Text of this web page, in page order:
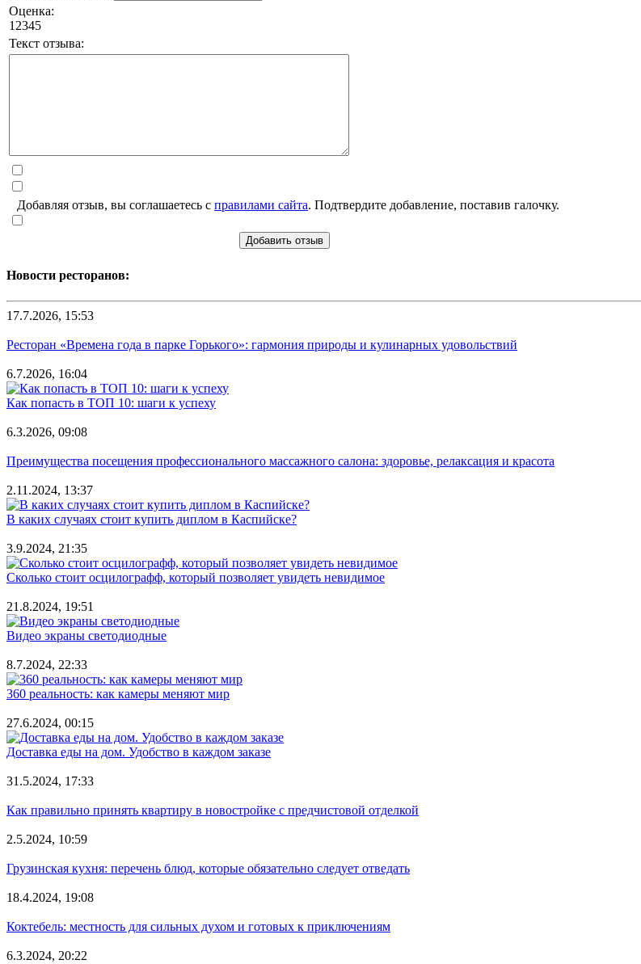
Оценка:
1 2345
Текст отзыва:
Добавляя отзыв, вы соглашаетесь с правилами сайта. Подтвердите добавление, поставив галочку.
Добавить отзыв
Новости ресторанов:
17.7.2026, 15:53
Ресторан «Времена года в парке Горького»: гармония природы и кулинарных удовольствий
6.7.2026, 16:04
Как попасть в ТОП 10: шаги к успеху
6.3.2026, 09:08
Преимущества посещения профессионального массажного салона: здоровье, релаксация и красота
2.11.2024, 13:37
В каких случаях стоит купить диплом в Каспийске?
3.9.2024, 21:35
Сколько стоит осцилографф, который позволяет увидеть невидимое
21.8.2024, 19:51
Видео экраны светодиодные
8.7.2024, 22:33
360 реальность: как камеры меняют мир
27.6.2024, 00:15
Доставка еды на дом. Удобство в каждом заказе
31.5.2024, 17:33
Как правильно принять квартиру в новостройке с предчистовой отделкой
2.5.2024, 10:59
Грузинская кухня: перечень блюд, которые обязательно следует отведать
18.4.2024, 19:08
Коктебель: местность для сильных духом и готовых к приключениям
6.3.2024, 20:22